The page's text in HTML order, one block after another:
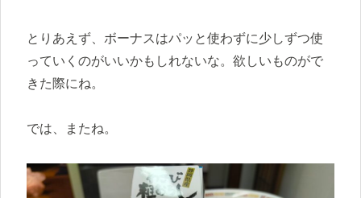
とりあえず、ボーナスはパッと使わずに少しずつ使
っていくのがいいかもしれないな。欲しいものがで
きた際にね。
では、またね。